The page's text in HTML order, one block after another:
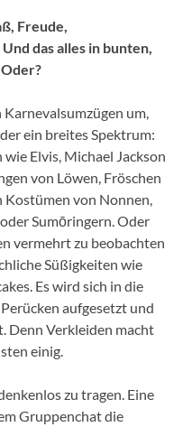
Freude,
das alles in bunten,
um,
ein breites Spektrum:
Elvis, Michael Jackson
von Löwen, Fröschen
Kostümen von Nonnen,
Sumōringern. Oder
vermehrt zu beobachten
Süßigkeiten wie
Es wird sich in die
aufgesetzt und
Denn Verkleiden macht
einig.
zu tragen. Eine
Gruppenchat die